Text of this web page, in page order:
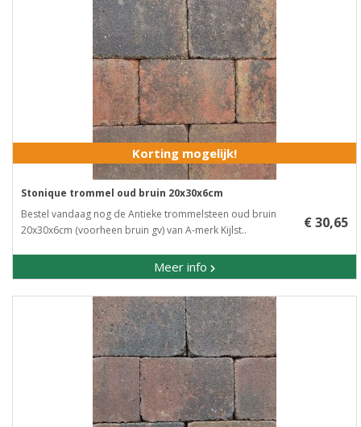
Korting mogelijk!
Stonique trommel oud bruin 20x30x6cm
Bestel vandaag nog de Antieke trommelsteen oud bruin
20x30x6cm (voorheen bruin gv) van A-merk Kijlst..
Meer info
€ 30,65